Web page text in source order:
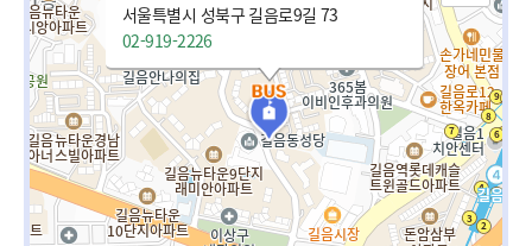
서울특별시 성북구 길음로9길 73
02-919-2226